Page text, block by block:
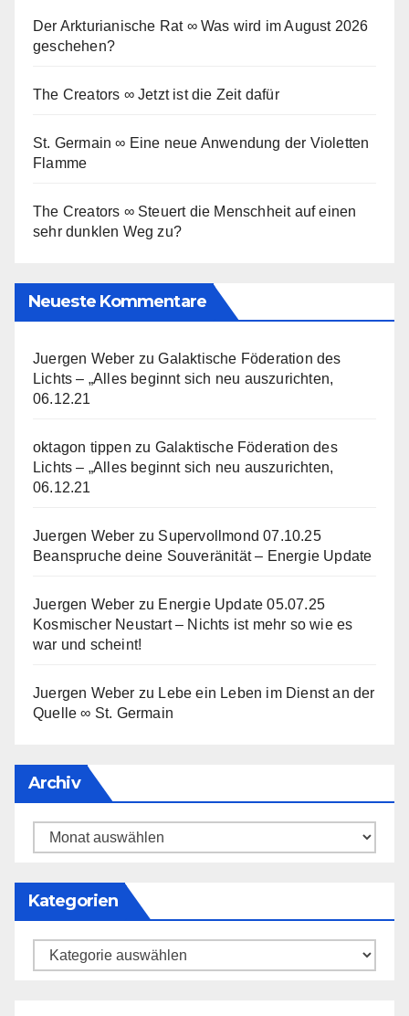
Der Arkturianische Rat ∞ Was wird im August 2026
geschehen?
The Creators ∞ Jetzt ist die Zeit dafür
St. Germain ∞ Eine neue Anwendung der Violetten
Flamme
The Creators ∞ Steuert die Menschheit auf einen
sehr dunklen Weg zu?
Neueste Kommentare
Juergen Weber zuGalaktische Föderation des
Lichts – „Alles beginnt sich neu auszurichten,
06.12.21
oktagon tippen zu Galaktische Föderation des
Lichts – „Alles beginnt sich neu auszurichten,
06.12.21
Juergen Weber zu Supervollmond 07.10.25
Beanspruche deine Souveränität – Energie Update
Juergen Weber zu Energie Update 05.07.25
Kosmischer Neustart – Nichts ist mehr so wie es
war und scheint!
Juergen Weber zu Lebe ein Leben im Dienst an der
Quelle ∞ St. Germain
Archiv
Archiv
Kategorien
Kategorien